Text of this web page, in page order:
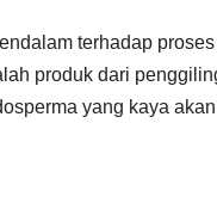
terhadap proses
produk dari
yang kaya